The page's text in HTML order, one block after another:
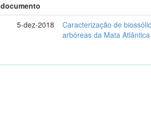
documento
5-dez-2018
Caracterização de
arbóreas da Mata Atlântica